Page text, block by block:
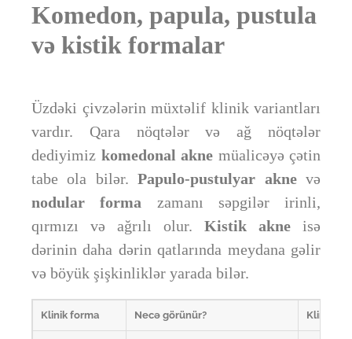
Komedon, papula, pustula
və kistik formalar
Üzdəki çivzələrin müxtəlif klinik variantları
vardır. Qara nöqtələr və ağ nöqtələr
dediyimiz komedonal akne müalicəyə çətin
tabe ola bilər.Papulo-pustulyar aknevə
nodular forma zamanı səpgilər irinli,
qırmızı və ağrılı olur. Kistik akne isə
dərinin daha dərin qatlarında meydana gəlir
və böyük şişkinliklər yarada bilər.
Klinik forma Necə görünür? Klinik